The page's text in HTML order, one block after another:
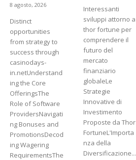
8 agosto, 2026
Distinct
opportunities
from strategy to
success through
casinodays-
in.netUnderstand
ing the Core
OfferingsThe
Role of Software
ProvidersNavigati
ng Bonuses and
PromotionsDecod
ing Wagering
RequirementsThe
Interessanti
sviluppi attorno a
thor fortune per
comprendere il
futuro del
mercato
finanziario
globaleLe
Strategie
Innovative di
Investimento
Proposte da Thor
FortuneL'Importa
nza della
Diversificazione...